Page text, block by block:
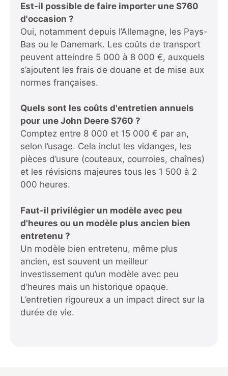
Est-il possible de faire importer une S760
d'occasion ?
Oui, notamment depuis l’Allemagne, les Pays-
Bas ou le Danemark. Les coûts de transport
peuvent atteindre 5 000 à 8 000 €, auxquels
s’ajoutent les frais de douane et de mise aux
normes françaises.
Quels sont les coûts d'entretien annuels
pour une John Deere S760 ?
Comptez entre 8 000 et 15 000 € par an,
selon l’usage. Cela inclut les vidanges, les
pièces d’usure (couteaux, courroies, chaînes)
et les révisions majeures tous les 1 500 à 2
000 heures.
Faut-il privilégier un modèle avec peu
d'heures ou un modèle plus ancien bien
entretenu ?
Un modèle bien entretenu, même plus
ancien, est souvent un meilleur
investissement qu’un modèle avec peu
d’heures mais un historique opaque.
L’entretien rigoureux a un impact direct sur la
durée de vie.